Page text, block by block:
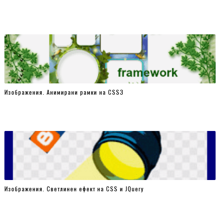
-webkit-animation-timing-function: linear;
-webkit-animation-iteration-count: infinite;
-webkit-animation-direction: normal;
-webkit-animation-delay: 0;
-webkit-animation-play-state: running;
-moz-animation-timing-function: linear;
-moz-animation-iteration-count: infinite;
-moz-animation-direction: normal;
-moz-animation-delay: 0;
-moz-animation-play-state: running;
Изображения. Анимирани рамки на CSSЗ
Изображения. Светлинен ефект на CSS и JQuery